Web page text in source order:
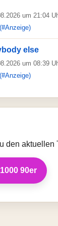
um 21:04
else
um 08:39
den
90er